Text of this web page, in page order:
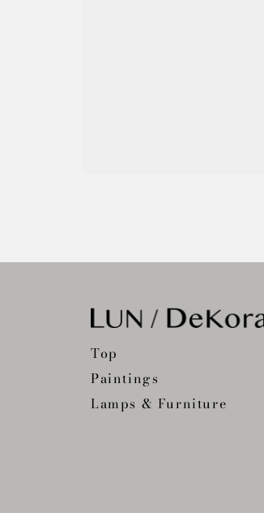
Top
Paintings
Lamps & Furniture